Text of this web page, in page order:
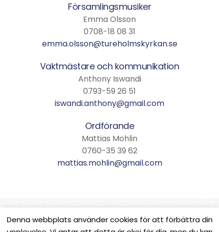
Församlingsmusiker
Emma Olsson
0708-18 08 31
emma.olsson@tureholmskyrkan.se
Vaktmästare och kommunikation
Anthony Iswandi
0793-59 26 51
iswandi.anthony@gmail.com
Ordförande
Mattias Mohlin
0760-35 39 62
mattias.mohlin@gmail.com
Denna webbplats använder cookies för att förbättra din